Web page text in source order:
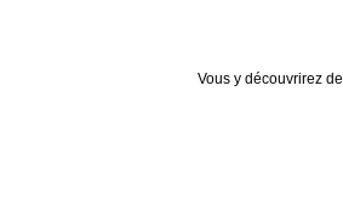
Vous y découvrirez